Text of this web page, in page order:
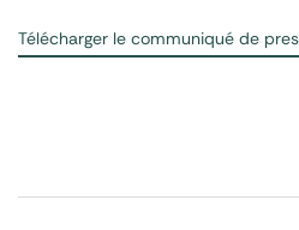
Télécharger le communiqué de